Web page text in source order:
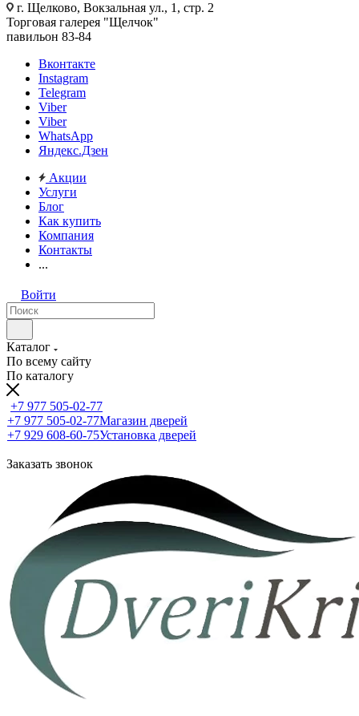
г. Щелково, Вокзальная ул., 1, стр. 2
Торговая галерея "Щелчок"
павильон 83-84
Вконтакте
Instagram
Telegram
Viber
Viber
WhatsApp
Яндекс.Дзен
Акции
Услуги
Блог
Как купить
Компания
Контакты
...
Войти
Каталог
По всему сайту
По каталогу
+7 977 505-02-77
+7 977 505-02-77Магазин дверей
+7 929 608-60-75Установка дверей
Заказать звонок